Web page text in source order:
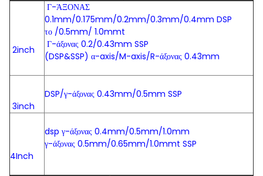
2inch
Γ-ΆΞΟΝΑΣ
0.1mm/0.175mm/0.2mm/0.3mm/0.4mm DSP
το /0.5mm/ 1.0mmt
Γ-άξονας 0.2/0.43mm SSP
(DSP&SSP) α-axis/M-axis/R-άξονας 0.43mm
3inch
DSP/γ-άξονας 0.43mm/0.5mm SSP
4Inch
dsp γ-άξονας 0.4mm/0.5mm/1.0mm
γ-άξονας 0.5mm/0.65mm/1.0mmt SSP